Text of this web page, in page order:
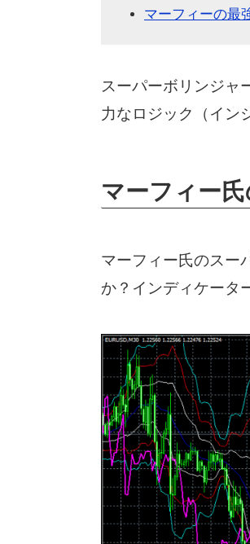
マーフィーの最
スーパーボリンジャ
力なロジック（イン
マーフィー
マーフィー氏のスー
か？インディケータ